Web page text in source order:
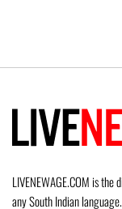
LIVENEWAGE.COM is
any South Indian